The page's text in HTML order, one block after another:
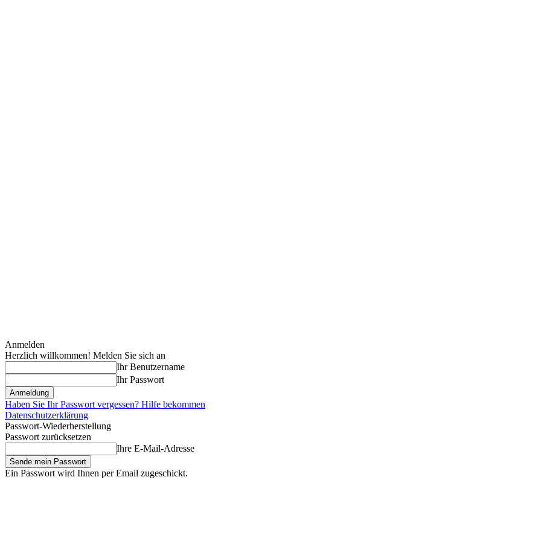
Anmelden
Herzlich willkommen! Melden Sie sich an
Ihr Benutzername
Ihr Passwort
Haben Sie Ihr Passwort vergessen? Hilfe bekommen
Datenschutzerklärung
Passwort-Wiederherstellung
Passwort zurücksetzen
Ihre E-Mail-Adresse
Ein Passwort wird Ihnen per Email zugeschickt.